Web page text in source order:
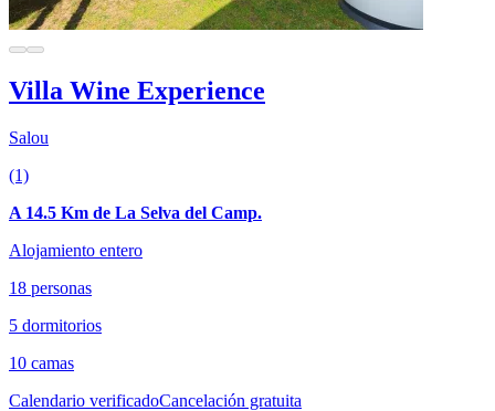
Villa Wine Experience
Salou
(1)
A 14.5 Km de La Selva del Camp.
Alojamiento entero
18 personas
5 dormitorios
10 camas
Calendario verificadoCancelación gratuita